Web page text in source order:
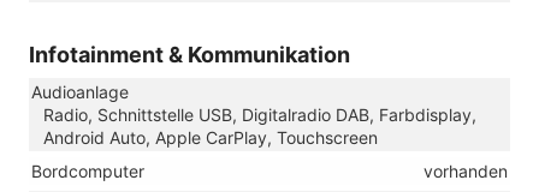
Infotainment & Kommunikation
Audioanlage
Radio, Schnittstelle USB, Digitalradio DAB, Farbdisplay,
Android Auto, Apple CarPlay, Touchscreen
Bordcomputer
vorhanden